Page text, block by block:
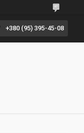
+380 (95) 395-45-08